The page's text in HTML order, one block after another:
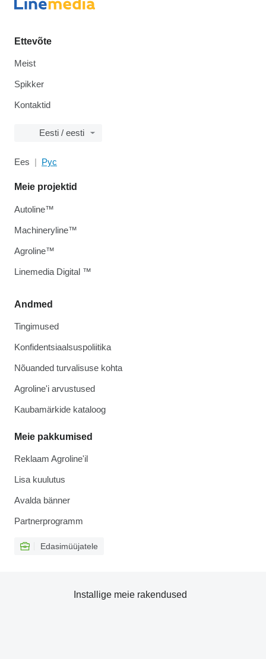
Ettevõte
Meist
Spikker
Kontaktid
Eesti / eesti
Ees Рус
Andmed
Tingimused
Konfidentsiaalsuspoliitika
Nõuanded turvalisuse kohta
Agroline'i arvustused
Kaubamärkide kataloog
Meie pakkumised
Reklaam Agroline'il
Lisa kuulutus
Avalda bänner
Partnerprogramm
Edasimüüjatele
Meie projektid
Autoline™
Machineryline™
Agroline™
Linemedia Digital ™
Installige meie rakendused